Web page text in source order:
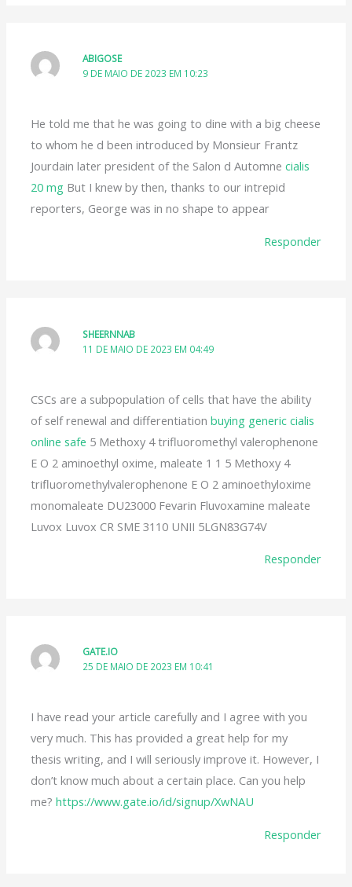
ABIGOSE
9 DE MAIO DE 2023 EM 10:23
He told me that he was going to dine with a big cheese
to whom he d been introduced by Monsieur Frantz
Jourdain later president of the Salon d Automnecialis
20 mg But I knew by then, thanks to our intrepid
reporters, George was in no shape to appear
Responder
SHEERNNAB
11 DE MAIO DE 2023 EM 04:49
CSCs are a subpopulation of cells that have the ability
of self renewal and differentiationbuying generic cialis
online safe 5 Methoxy 4 trifluoromethyl valerophenone
E O 2 aminoethyl oxime, maleate 1 1 5 Methoxy 4
trifluoromethylvalerophenone E O 2 aminoethyloxime
monomaleate DU23000 Fevarin Fluvoxamine maleate
Luvox Luvox CR SME 3110 UNII 5LGN83G74V
Responder
GATE.IO
25 DE MAIO DE 2023 EM 10:41
I have read your article carefully and I agree with you
very much. This has provided a great help for my
thesis writing, and I will seriously improve it. However, I
don’t know much about a certain place. Can you help
me?https://www.gate.io/id/signup/XwNAU
Responder